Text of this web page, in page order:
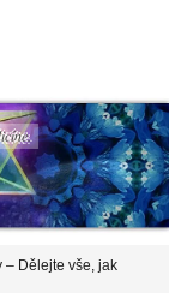
– Dělejte vše, jak